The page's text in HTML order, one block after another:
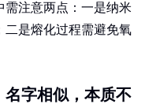
需注意两点：一是纳米
二是熔化过程需避免氧
字相似，本质不